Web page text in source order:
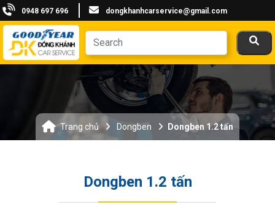
0948 697 696 dongkhanhcarservice@gmail.com
Trang chủ Dongben Dongben 1.2 tấn
Dongben 1.2 tấn